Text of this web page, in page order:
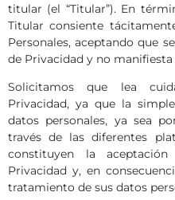
titular (el “Titular”). En
Titular consiente
Personales, aceptando que
de Privacidad y no
Solicitamos que lea
Privacidad, ya que la
datos personales, ya sea
través de las diferentes
constituyen la
Privacidad y, en
tratamiento de sus datos